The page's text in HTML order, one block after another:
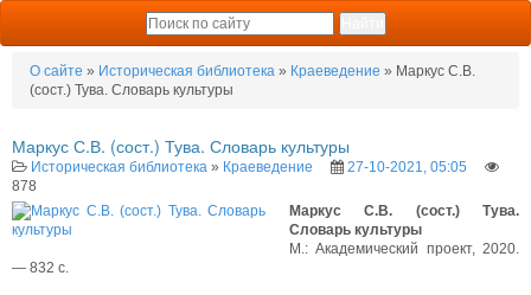
О сайте » Историческая библиотека » Краеведение » Маркус С.В.
(сост.) Тува. Словарь культуры
Маркус С.В. (сост.) Тува. Словарь культуры
Историческая библиотека » Краеведение
27-10-2021, 05:05
878
Маркус С.В. (сост.) Тува.
Словарь культуры
М.: Академический проект, 2020.
— 832 с.